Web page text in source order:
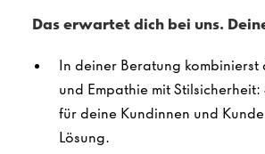
Das erwartet dich bei uns.
In deiner Beratung kombinierst
und Empathie mit
für deine Kundinnen und
Lösung.